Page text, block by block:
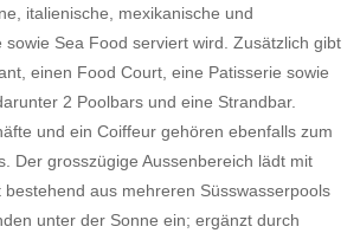
italienische, mexikanische und
sowie Sea Food serviert wird. Zusätzlich gibt
einen Food Court, eine Patisserie sowie
2 Poolbars und eine Strandbar.
und ein Coiffeur gehören ebenfalls zum
Der grosszügige Aussenbereich lädt mit
aus mehreren Süsswasserpools
unter der Sonne ein; ergänzt durch